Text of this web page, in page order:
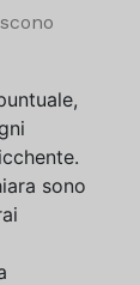
sono